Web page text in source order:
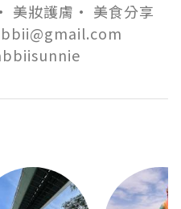
美妝護膚• 美食分享